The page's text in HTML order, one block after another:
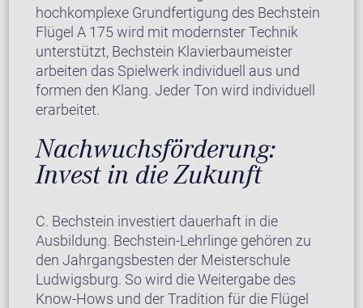
hochkomplexe Grundfertigung des Bechstein
Flügel A 175 wird mit modernster Technik
unterstützt, Bechstein Klavierbaumeister
arbeiten das Spielwerk individuell aus und
formen den Klang. Jeder Ton wird individuell
erarbeitet.
Nachwuchsförderung:
Invest in die Zukunft
C. Bechstein investiert dauerhaft in die
Ausbildung. Bechstein-Lehrlinge gehören zu
den Jahrgangsbesten der Meisterschule
Ludwigsburg. So wird die Weitergabe des
Know-Hows und der Tradition für die Flügel